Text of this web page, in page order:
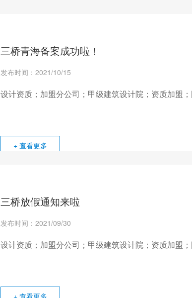
三桥青海备案成功啦！
发布时间：2021/10/15
设计资质；加盟分公司；甲级建筑设计院；资质加盟
+ 查看更多
三桥放假通知来啦
发布时间：2021/09/30
设计资质；加盟分公司；甲级建筑设计院；资质加盟
+ 查看更多